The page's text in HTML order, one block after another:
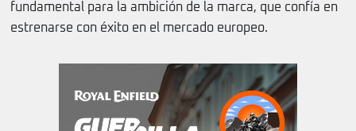
fundamental para la ambición de la marca, que confía en
estrenarse con éxito en el mercado europeo.